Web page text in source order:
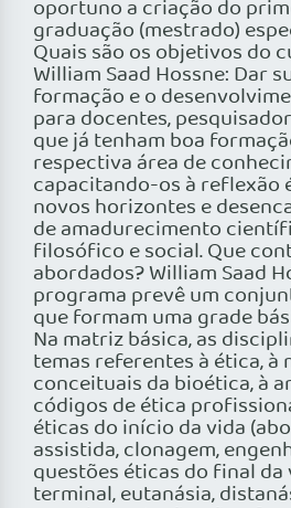
oportuno a criação do
graduação (mestrado)
Quais são os objetivos do
William Saad Hossne: Dar
formação e o
para docentes,
que já tenham boa
respectiva área de
capacitando-os à reflexão
novos horizontes e
de amadurecimento
filosófico e social. Que
abordados? William Saad
programa prevê um
que formam uma grade
Na matriz básica, as
temas referentes à ética, à
conceituais da bioética, à
códigos de ética
éticas do início da vida
assistida, clonagem,
questões éticas do final da
terminal, eutanásia,